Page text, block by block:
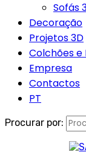
Sofás
Decoração
Projetos 3D
Colchões e
Empresa
Contactos
PT
Procurar por: